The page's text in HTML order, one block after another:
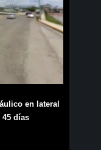
en lateral
días